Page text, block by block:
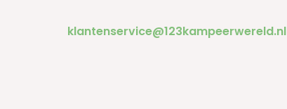
klantenservice@123kampeerwereld.nl